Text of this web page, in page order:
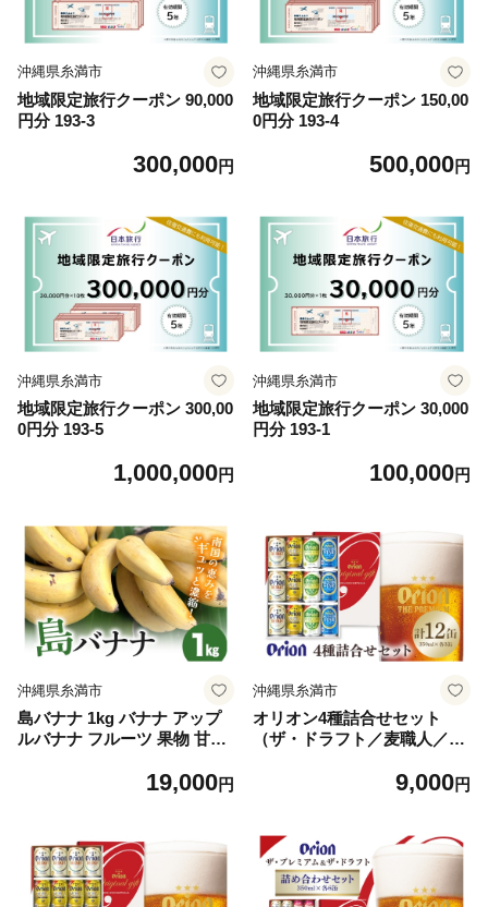
沖縄県糸満市
地域限定旅行クーポン 90,000
円分 193-3
300,000円
沖縄県糸満市
地域限定旅行クーポン 150,00
0円分 193-4
500,000円
沖縄県糸満市
地域限定旅行クーポン 300,00
0円分 193-5
1,000,000円
沖縄県糸満市
地域限定旅行クーポン 30,000
円分 193-1
100,000円
沖縄県糸満市
島バナナ 1kg バナナ アップ
ルバナナ フルーツ 果物 甘い
熟 濃厚 もっちり ねっとり 南
19,000円
沖縄県糸満市
オリオン4種詰合せセット
（ザ・ドラフト／麦職人／ゼ
0ml×各3本 オリオンビール
9,000円